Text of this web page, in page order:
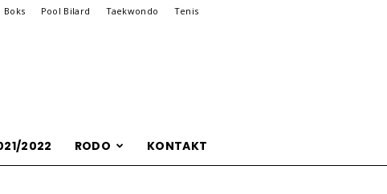
Boks Pool Bilard Taekwondo Tenis
2022 RODO KONTAKT